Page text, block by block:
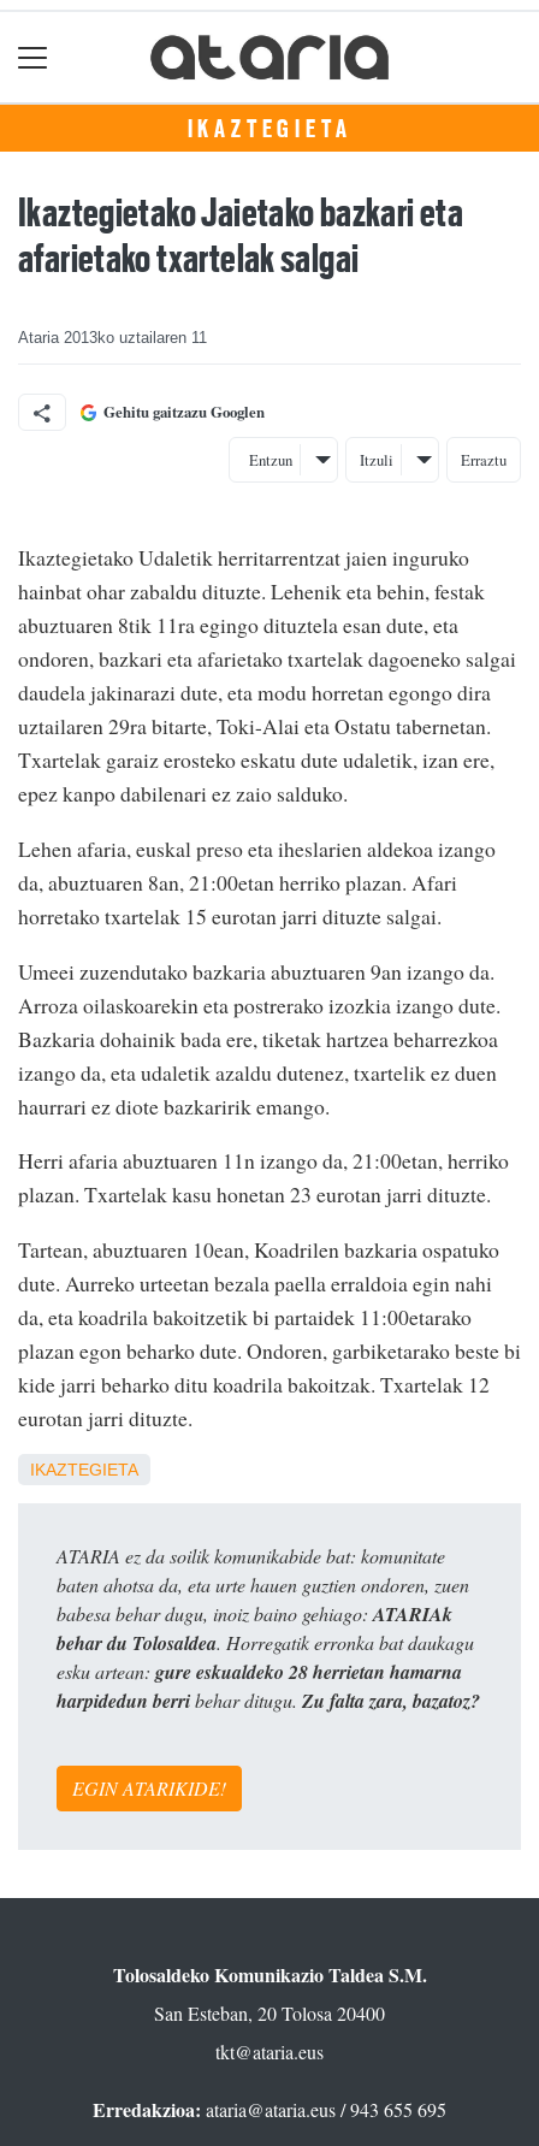
IKAZTEGIETA
Ikaztegietako Jaietako bazkari eta
afarietako txartelak salgai
Ataria 2013ko uztailaren 11
Gehitu gaitzazu Googlen
Entzun Itzuli Erraztu
Ikaztegietako Udaletik herritarrentzat jaien inguruko
hainbat ohar zabaldu dituzte. Lehenik eta behin, festak
abuztuaren 8tik 11ra egingo dituztela esan dute, eta
ondoren, bazkari eta afarietako txartelak dagoeneko salgai
daudela jakinarazi dute, eta modu horretan egongo dira
uztailaren 29ra bitarte, Toki-Alai eta Ostatu tabernetan.
Txartelak garaiz erosteko eskatu dute udaletik, izan ere,
epez kanpo dabilenari ez zaio salduko.
Lehen afaria, euskal preso eta iheslarien aldekoa izango
da, abuztuaren 8an, 21:00etan herriko plazan. Afari
horretako txartelak 15 eurotan jarri dituzte salgai.
Umeei zuzendutako bazkaria abuztuaren 9an izango da.
Arroza oilaskoarekin eta postrerako izozkia izango dute.
Bazkaria dohainik bada ere, tiketak hartzea beharrezkoa
izango da, eta udaletik azaldu dutenez, txartelik ez duen
haurrari ez diote bazkaririk emango.
Herri afaria abuztuaren 11n izango da, 21:00etan, herriko
plazan. Txartelak kasu honetan 23 eurotan jarri dituzte.
Tartean, abuztuaren 10ean, Koadrilen bazkaria ospatuko
dute. Aurreko urteetan bezala paella erraldoia egin nahi
da, eta koadrila bakoitzetik bi partaidek 11:00etarako
plazan egon beharko dute. Ondoren, garbiketarako beste bi
kide jarri beharko ditu koadrila bakoitzak. Txartelak 12
eurotan jarri dituzte.
IKAZTEGIETA
ATARIA ez da soilik komunikabide bat: komunitate
baten ahotsa da, eta urte hauen guztien ondoren, zuen
babesa behar dugu, inoiz baino gehiago:ATARIAk
behar du Tolosaldea. Horregatik erronka bat daukagu
esku artean: gure eskualdeko 28 herrietan hamarna
harpidedun berribehar ditugu. Zu falta zara, bazatoz?
EGIN ATARIKIDE!
Tolosaldeko Komunikazio Taldea S.M.
San Esteban, 20 Tolosa 20400
tkt@ataria.eus
Erredakzioa: ataria@ataria.eus/ 943 655 695